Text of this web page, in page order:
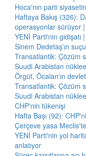
Hoca'nın parti
Haftaya Bakış (326):
operasyonlar sürüyor
YENİ Parti'nin gidişatı
Sinem Dedetaş'ın
Transatlantik: Çözüm
Suudi Arabistan
Örgüt, Öcalan'ın
Transatlantik: Çözüm
Suudi Arabistan
CHP'nin tükenişi
Hafta Başı (92):
Çerçeve yasa Meclis'te
YENİ Parti'nin yol
anlatıyor